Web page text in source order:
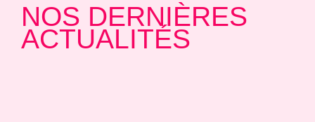
NOS DERNIÈRES
ACTUALITÉS